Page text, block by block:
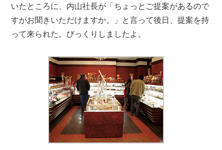
いたところに、内山社長が「ちょっとご提案があるので
すがお聞きいただけますか。」と言って後日、提案を持
って来られた。びっくりしましたよ。